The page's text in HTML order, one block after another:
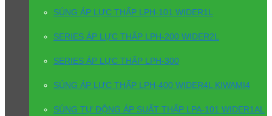
SÚNG ÁP LỰC THẤP LPH-101 WIDER1L
SERIES ÁP LỰC THẤP LPH-200 WIDER2L
SERIES ÁP LỰC THẤP LPH-300
SÚNG ÁP LỰC THẤP LPH-400 WIDER4L KIWAMI4
SÚNG TỰ ĐỘNG ÁP SUẤT THẤP LPA-101 WIDER1AL